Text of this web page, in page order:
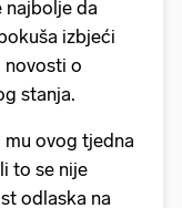
najbolje da
izbjeći
novosti o
stanja.
ovog tjedna
to se nije
odlaska na